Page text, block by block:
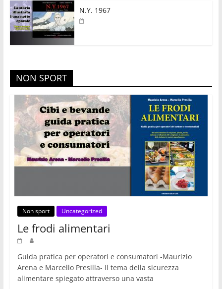
N.Y. 1967
NON SPORT
Non sport Uncategorized
Le frodi alimentari
Guida pratica per operatori e consumatori -Maurizio
Arena e Marcello Presilla- Il tema della sicurezza
alimentare spiegato attraverso una vasta